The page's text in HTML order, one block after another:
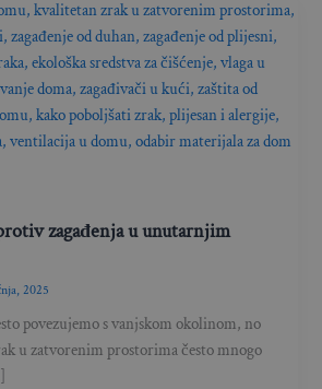
zagađenja u unutarnjim
2025
povezujemo s vanjskom okolinom, no
u zatvorenim prostorima često mnogo